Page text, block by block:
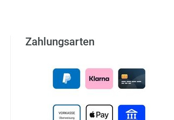
Zahlungsarten